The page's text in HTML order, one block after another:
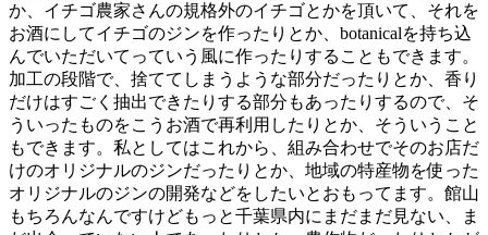
か、イチゴ農家さんの規格外のイチゴとかを頂いて、それを
お酒にしてイチゴのジンを作ったりとか、botanicalを持ち込
んでいただいてっていう風に作ったりすることもできます。
加工の段階で、捨ててしまうような部分だったりとか、香り
だけはすごく抽出できたりする部分もあったりするので、そ
ういったものをこうお酒で再利用したりとか、そういうこと
もできます。私としてはこれから、組み合わせでそのお店だ
けのオリジナルのジンだったりとか、地域の特産物を使った
オリジナルのジンの開発などをしたいとおもってます。館山
もちろんなんですけどもっと千葉県内にまだまだ見ない、ま